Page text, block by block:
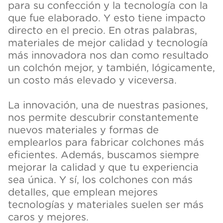
para su confección y la tecnología con la
que fue elaborado. Y esto tiene impacto
directo en el precio. En otras palabras,
materiales de mejor calidad y tecnología
más innovadora nos dan como resultado
un colchón mejor, y también, lógicamente,
un costo más elevado y viceversa.
La innovación, una de nuestras pasiones,
nos permite descubrir constantemente
nuevos materiales y formas de
emplearlos para fabricar colchones más
eficientes. Además, buscamos siempre
mejorar la calidad y que tu experiencia
sea única. Y sí, los colchones con más
detalles, que emplean mejores
tecnologías y materiales suelen ser más
caros y mejores.